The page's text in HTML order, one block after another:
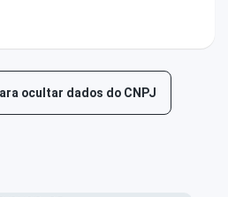
ocultar dados do CNPJ